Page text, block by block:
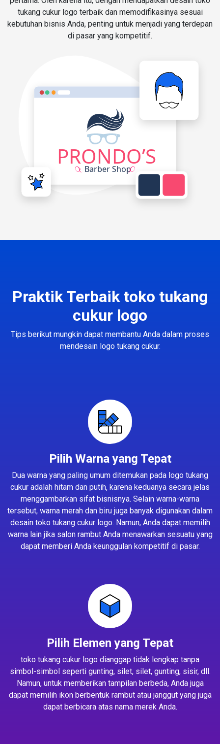
tukang cukur logo terbaik dan memodifikasinya sesuai
kebutuhan bisnis Anda, penting untuk menjadi yang terdepan
di pasar yang kompetitif.
Praktik Terbaik toko tukang
cukur logo
Tips berikut mungkin dapat membantu Anda dalam proses
mendesain logo tukang cukur.
Pilih Warna yang Tepat
Dua warna yang paling umum ditemukan pada logo tukang
cukur adalah hitam dan putih, karena keduanya secara jelas
menggambarkan sifat bisnisnya. Selain warna-warna
tersebut, warna merah dan biru juga banyak digunakan dalam
desain toko tukang cukur logo. Namun, Anda dapat memilih
warna lain jika salon rambut Anda menawarkan sesuatu yang
dapat memberi Anda keunggulan kompetitif di pasar.
Pilih Elemen yang Tepat
toko tukang cukur logo dianggap tidak lengkap tanpa
simbol-simbol seperti gunting, silet, silet, gunting, sisir, dll.
Namun, untuk memberikan tampilan berbeda, Anda juga
dapat memilih ikon berbentuk rambut atau janggut yang juga
dapat berbicara atas nama merek Anda.